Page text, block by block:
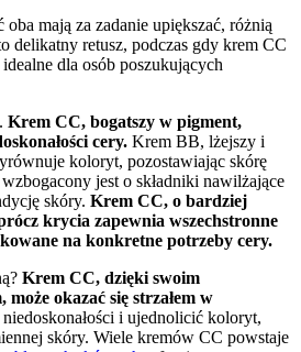
mają za zadanie upiększać, różnią
delikatny retusz, podczas gdy krem CC
dla osób poszukujących
Krem CC, bogatszy w pigment,
cery. Krem BB, lżejszy i
koloryt, pozostawiając skórę
jest o składniki nawilżające
skóry. Krem CC, o bardziej
krycia zapewnia wszechstronne
na konkretne potrzeby cery.
Krem CC, dzięki swoim
okazać się strzałem w
i ujednolicić koloryt,
skóry. Wiele kremów CC powstaje